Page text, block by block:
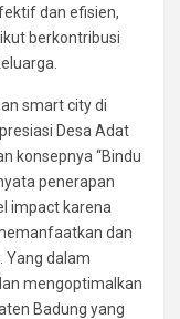
dan efisien,
berkontribusi
smart city di
Desa Adat
konsepnya “Bindu
penerapan
impact karena
dan
Yang dalam
mengoptimalkan
Badung yang